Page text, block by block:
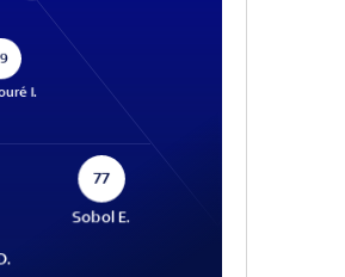
I.
77
Sobol E.